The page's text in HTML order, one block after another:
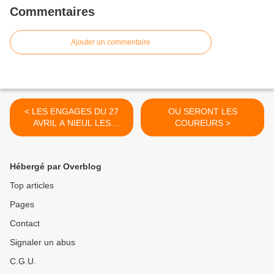
Commentaires
Ajouter un commentaire
< LES ENGAGES DU 27
AVRIL A NIEUL LES
SAINTES
OU SERONT LES
COUREURS >
Hébergé par Overblog
Top articles
Pages
Contact
Signaler un abus
C.G.U.